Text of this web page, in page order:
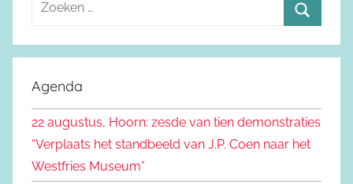
e
e
n
o
e
n
Agenda
22 augustus, Hoorn: zesde van tien demonstraties
“Verplaats het standbeeld van J.P. Coen naar het
Westfries Museum”